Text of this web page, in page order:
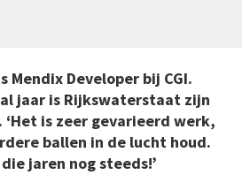
Mendix Developer bij CGI.
jaar is Rijkswaterstaat zijn
is zeer gevarieerd werk,
ballen in de lucht houd.
jaren nog steeds!’